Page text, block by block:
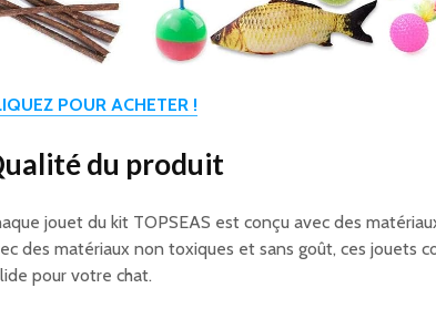
POUR ACHETER !
du produit
jouet du kit TOPSEAS est conçu avec des
des matériaux non toxiques et sans goût, ces jouets
pour votre chat.